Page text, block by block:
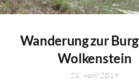
Wanderung zur
Wolkenstein
21. April 2019